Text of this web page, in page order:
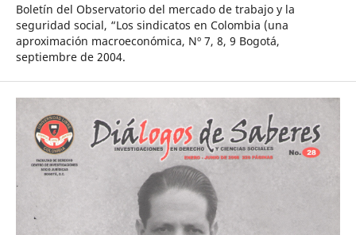
Boletín del Observatorio del mercado de trabajo y la
seguridad social, “Los sindicatos en Colombia (una
aproximación macroeconómica, Nº 7, 8, 9 Bogotá,
septiembre de 2004.